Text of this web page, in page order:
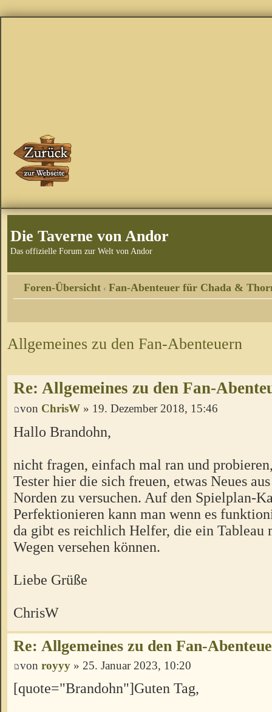
Die Taverne von Andor
Das offizielle Forum zur Welt von Andor
Foren-Übersicht ‹ Fan-Abenteuer für Chada &
Allgemeines zu den Fan-Abenteuern
Re: Allgemeines zu den Fan-
von ChrisW » 19. Dezember 2018, 15:46
Hallo Brandohn,
nicht fragen, einfach mal ran und
Tester hier die sich freuen, etwas Neues
Norden zu versuchen. Auf den Spielplan-
Perfektionieren kann man wenn es
da gibt es reichlich Helfer, die ein Tableau
Wegen versehen können.
Liebe Grüße
ChrisW
Re: Allgemeines zu den Fan-
von royyy » 25. Januar 2023, 10:20
[quote="Brandohn"]Guten Tag,